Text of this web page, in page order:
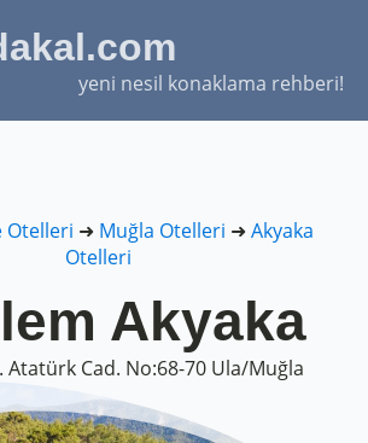
yeni nesil konaklama rehberi!
Otelleri ➜ Muğla Otelleri ➜ Akyaka
Otelleri
Akyaka
Atatürk Cad. No:68-70 Ula/Muğla